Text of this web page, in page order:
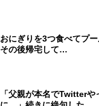
おにぎりを3つ食べてプー
その後帰宅して…
「父親が本名でTwitterや